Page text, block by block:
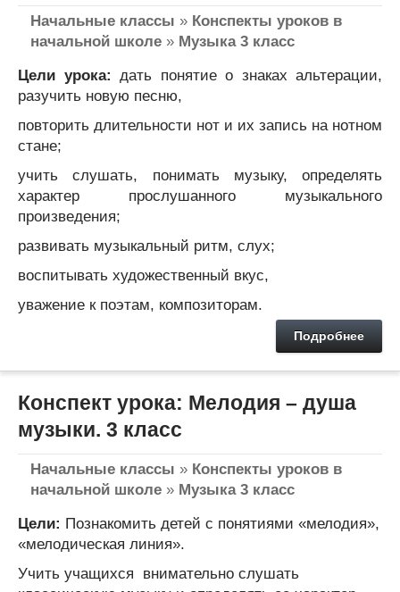
Начальные классы » Конспекты уроков в
начальной школе » Музыка 3 класс
Цели урока: дать понятие о знаках альтерации,
разучить новую песню,
повторить длительности нот и их запись на нотном
стане;
учить слушать, понимать музыку, определять
характер прослушанного музыкального
произведения;
развивать музыкальный ритм, слух;
воспитывать художественный вкус,
уважение к поэтам, композиторам.
Подробнее
Конспект урока: Мелодия – душа
музыки. 3 класс
Начальные классы » Конспекты уроков в
начальной школе » Музыка 3 класс
Цели: Познакомить детей с понятиями «мелодия»,
«мелодическая линия».
Учить учащихся внимательно слушать